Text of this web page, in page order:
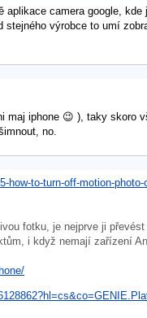
camera google,
stejného výrobce to umí
maj iphone 😉 ), taky
no.
to-turn-off-motion-photo-
fotku, je nejprve ji
i když nemají zařízení